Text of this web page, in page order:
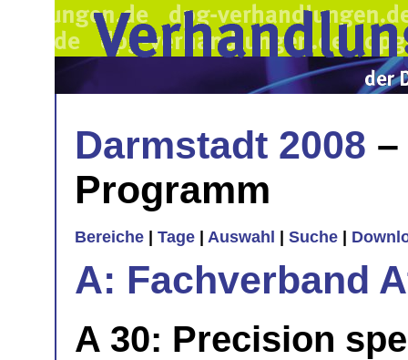
Darmstadt 2008
Programm
Bereiche Tage Auswahl Suche
A: Fachverband
A 30: Precision